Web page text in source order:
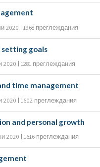
2020 1968 преглеждания
setting goals
2020 1281 преглеждания
time management
2020 1602 преглеждания
and personal growth
2020 1616 преглеждания